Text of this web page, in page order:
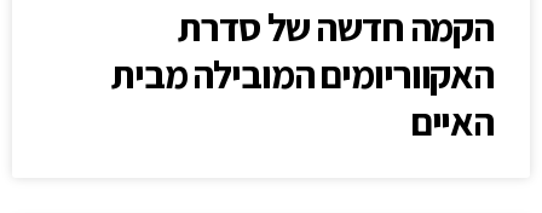
הקמה חדשה של סדרת
האקווריומים המובילה מבית
האיים